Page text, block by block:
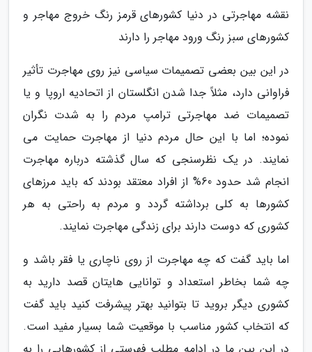
نقشه مهاجرتی در دنیا کشورهای قرمز رنگ خروج مهاجر و
کشورهای سبز رنگ ورود مهاجر را دارند
در این بین بعضی تصمیمات سیاسی نیز روی مهاجرت تأثیر
فراوانی دارد، مثلاً جدا شدن انگلستان از اتحادیه اروپا و یا
تصمیمات ضد مهاجرتی ترامپ مردم را به شدت نگران
نموده؛ اما با این حال مردم دنیا از مهاجرت حمایت می
نمایند. در یک نظرسنجی که سال گذشته درباره مهاجرت
انجام شد حدود 60% از افراد معتقد بودند که باید مرزهای
کشورها به کلی برداشته گردد و مردم به راحتی به هر
کشوری که دوست دارند برای زندگی مهاجرت نمایند.
اما باید گفت که چه مهاجرت از روی ناچاری یا فقر باشد و
چه شما بخاطر استعداد و توانایی هایتان قصد دارید به
کشوری دیگر بروید تا بتوانید بهتر پیشرفت کنید باید گفت
که انتخاب کشور مناسب با موقعیت شما بسیار مفید است.